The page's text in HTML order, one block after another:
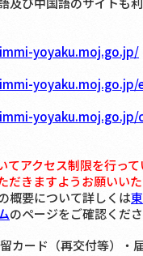
yoyaku.moj.go.jp/
yoyaku.moj.go.jp/
yoyaku.moj.go.jp/
てアクセス制限を行っ
だきますようお願いいた
概要について詳しくは
のページをご確認くださ
カード（再交付等）・届